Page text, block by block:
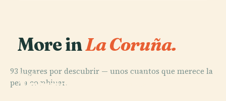
More inLa Coruña.
93 lugares por descubrir — unos cuantos que merece la
pena combinar.
PLACE
Torre de
PLACE
PLACE
Archivo del